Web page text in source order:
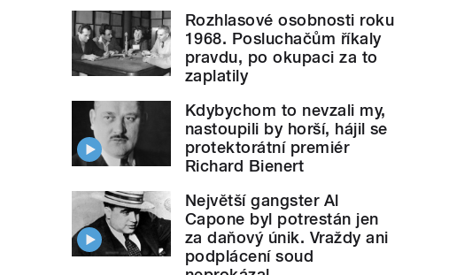
Rozhlasové osobnosti roku
1968. Posluchačům říkaly
pravdu, po okupaci za to
zaplatily
Kdybychom to nevzali my,
nastoupili by horší, hájil se
protektorátní premiér
Richard Bienert
Největší gangster Al
Capone byl potrestán jen
za daňový únik. Vraždy ani
podplácení soud